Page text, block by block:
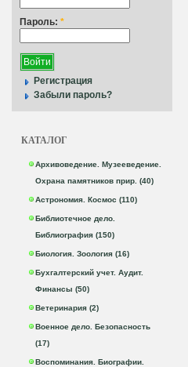
Пароль: *
Регистрация
Забыли пароль?
КАТАЛОГ
Архивоведение. Музееведение.
Охрана памятников прир. (40)
Астрономия. Космос (110)
Библиотечное дело.
Библиография (150)
Биология. Зоология (16)
Бухгалтерский учет. Аудит.
Финансы (50)
Ветеринария (2)
Военное дело. Безопасность
(17)
Воспоминания. Биографии.